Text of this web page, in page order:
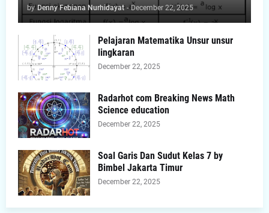
by Denny Febiana Nurhidayat - December 22, 2025
Pelajaran Matematika Unsur unsur
lingkaran
December 22, 2025
Radarhot com Breaking News Math
Science education
December 22, 2025
Soal Garis Dan Sudut Kelas 7 by
Bimbel Jakarta Timur
December 22, 2025